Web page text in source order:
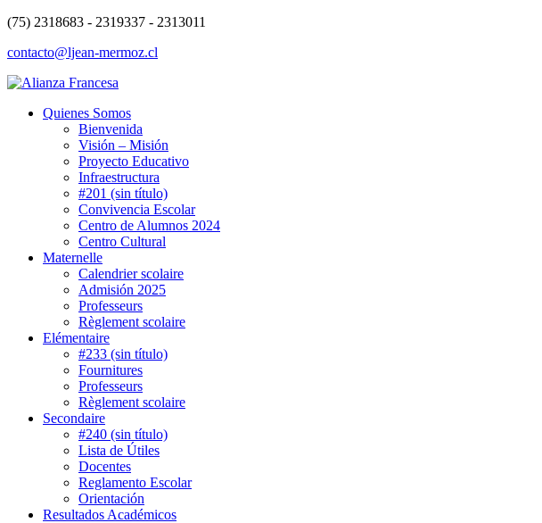
(75) 2318683 - 2319337 - 2313011
contacto@ljean-mermoz.cl
Quienes Somos
Bienvenida
Visión – Misión
Proyecto Educativo
Infraestructura
#201 (sin título)
Convivencia Escolar
Centro de Alumnos 2024
Centro Cultural
Maternelle
Calendrier scolaire
Admisión 2025
Professeurs
Règlement scolaire
Elémentaire
#233 (sin título)
Fournitures
Professeurs
Règlement scolaire
Secondaire
#240 (sin título)
Lista de Útiles
Docentes
Reglamento Escolar
Orientación
Resultados Académicos